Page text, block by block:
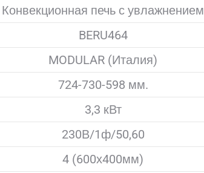
Конвекционная печь с увлажнением
BERU464
MODULAR (Италия)
724-730-598 мм.
3,3 кВт
230В/1ф/50,60
4 (600х400мм)